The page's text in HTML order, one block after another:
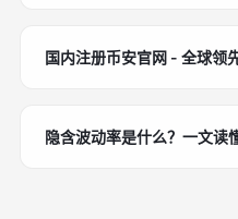
国内注册币安官网 - 全球领
隐含波动率是什么？一文读